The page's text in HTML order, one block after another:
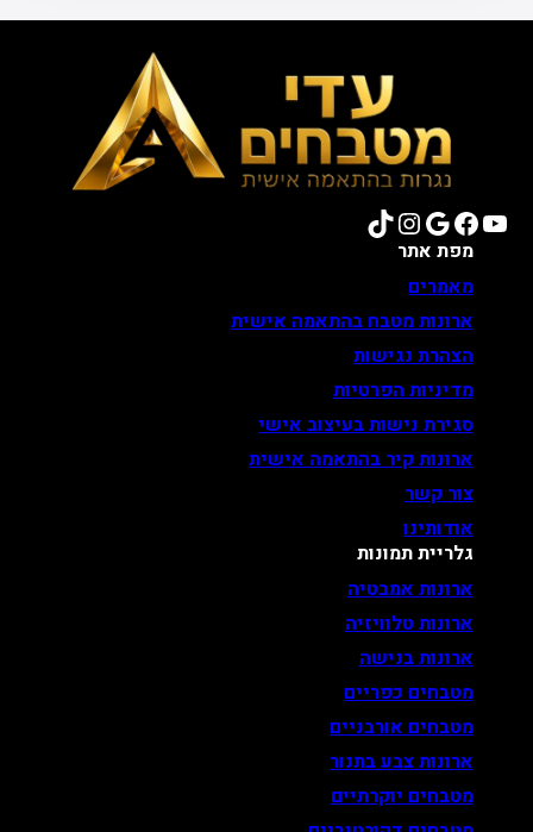
YouTube
Facebook
Google
Instagram
TikTok
מפת אתר
מאמרים
ארונות מטבח בהתאמה אישית
הצהרת נגישות
מדיניות הפרטיות
סגירת נישות בעיצוב אישי
ארונות קיר בהתאמה אישית
צור קשר
אודותינו
גלריית תמונות
ארונות אמבטיה
ארונות טלוויזיה
ארונות בנישה
מטבחים כפריים
מטבחים אורבניים
ארונות צבע בתנור
מטבחים יוקרתיים